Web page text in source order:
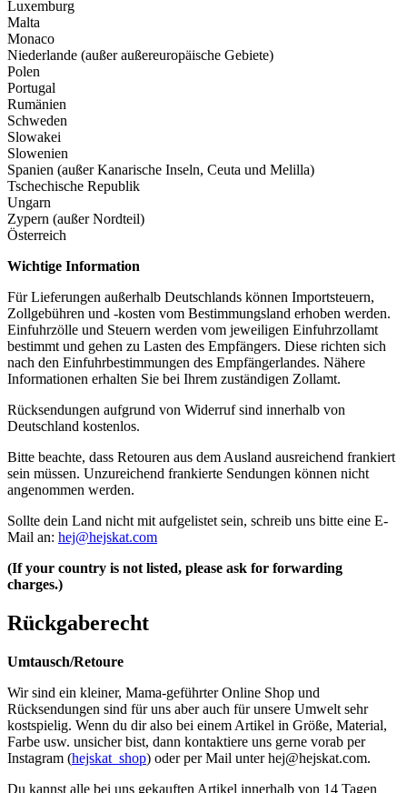
Luxemburg
Malta
Monaco
Niederlande (außer außereuropäische Gebiete)
Polen
Portugal
Rumänien
Schweden
Slowakei
Slowenien
Spanien (außer Kanarische Inseln, Ceuta und Melilla)
Tschechische Republik
Ungarn
Zypern (außer Nordteil)
Österreich
Wichtige Information
Für Lieferungen außerhalb Deutschlands können Importsteuern,
Zollgebühren und -kosten vom Bestimmungsland erhoben werden.
Einfuhrzölle und Steuern werden vom jeweiligen Einfuhrzollamt
bestimmt und gehen zu Lasten des Empfängers. Diese richten sich
nach den Einfuhrbestimmungen des Empfängerlandes. Nähere
Informationen erhalten Sie bei Ihrem zuständigen Zollamt.
Rücksendungen aufgrund von Widerruf sind innerhalb von
Deutschland kostenlos.
Bitte beachte, dass Retouren aus dem Ausland ausreichend frankiert
sein müssen. Unzureichend frankierte Sendungen können nicht
angenommen werden.
Sollte dein Land nicht mit aufgelistet sein, schreib uns bitte eine E-
Mail an: hej@hejskat.com
(If your country is not listed, please ask for forwarding
charges.)
Rückgaberecht
Umtausch/Retoure
Wir sind ein kleiner, Mama-geführter Online Shop und
Rücksendungen sind für uns aber auch für unsere Umwelt sehr
kostspielig. Wenn du dir also bei einem Artikel in Größe, Material,
Farbe usw. unsicher bist, dann kontaktiere uns gerne vorab per
Instagram (hejskat_shop) oder per Mail unterhej@hejskat.com.
Du kannst alle bei uns gekauften Artikel innerhalb von 14 Tagen